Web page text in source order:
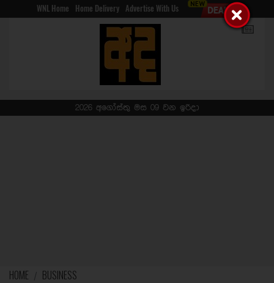
WNL Home Home Delivery Advertise With Us
2026 අගෝස්තු මස 09 වන ඉරිදා
HOME BUSINESS